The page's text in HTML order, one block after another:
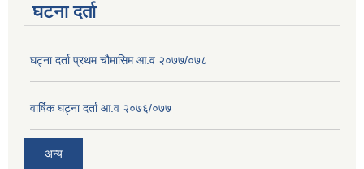
घटना दर्ता
घट्ना दर्ता प्रथम चौमासिम आ.व २०७७/०७८
वार्षिक घट्ना दर्ता आ.व २०७६/०७७
अन्य